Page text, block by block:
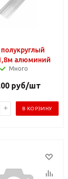
алюминий
Много
руб/шт
В КОРЗИНУ